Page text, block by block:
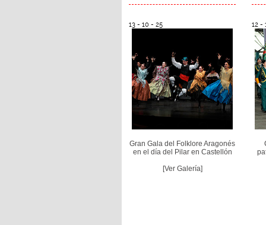
13 - 10 - 25
Gran Gala del Folklore Aragonés
en el día del Pilar en Castellón
[Ver Galería]
12 -